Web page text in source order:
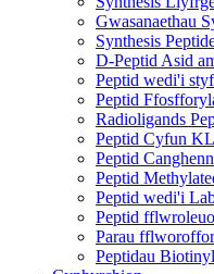
Gwasanaethau
Synthesis
D-Peptid Asid
Peptid wedi'i
Peptid
Radioligands
Peptid Cyfun
Peptid
Peptid
Peptid wedi'i
Peptid
Parau
Peptidau